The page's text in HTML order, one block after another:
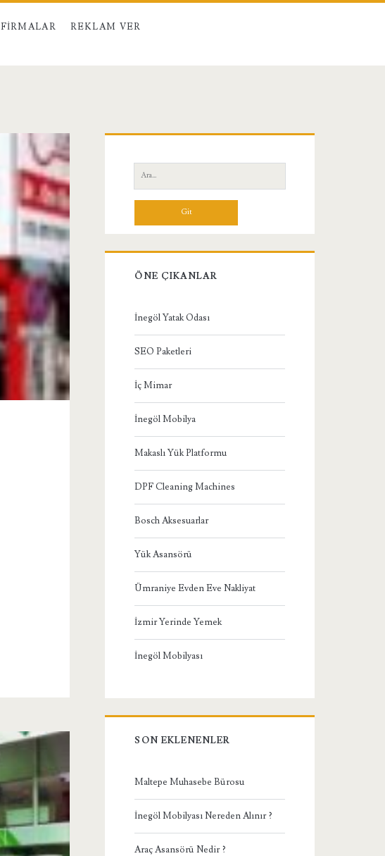
FIRMALAR REKLAM VER
Yan
Menü
Ara:
ÖNE ÇIKANLAR
İnegöl Yatak Odası
SEO Paketleri
İç Mimar
İnegöl Mobilya
Makaslı Yük Platformu
DPF Cleaning Machines
Bosch Aksesuarlar
Yük Asansörü
Ümraniye Evden Eve Nakliyat
İzmir Yerinde Yemek
İnegöl Mobilyası
SON EKLENENLER
Maltepe Muhasebe Bürosu
İnegöl Mobilyası Nereden Alınır ?
Araç Asansörü Nedir ?